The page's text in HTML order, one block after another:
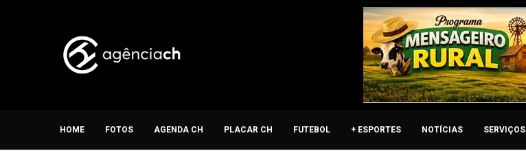
HOME FOTOS AGENDA CH PLACAR CH FUTEBOL + ESPORTES NOTÍCIAS SERVIÇOS